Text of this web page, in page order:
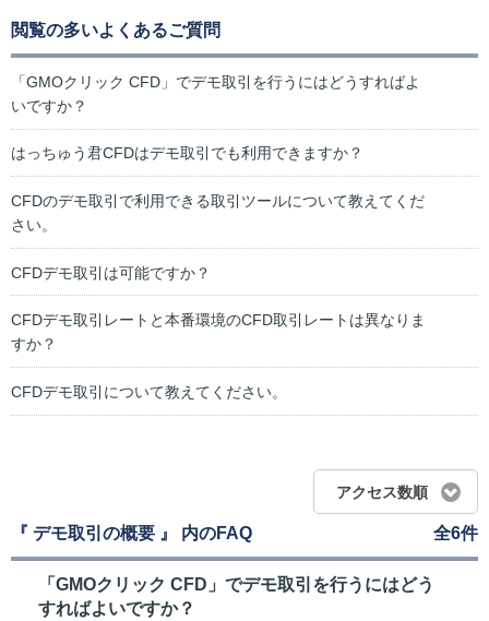
閲覧の多いよくあるご質問
「GMOクリック CFD」でデモ取引を行うにはどうすればよ
いですか？
はっちゅう君CFDはデモ取引でも利用できますか？
CFDのデモ取引で利用できる取引ツールについて教えてくだ
さい。
CFDデモ取引は可能ですか？
CFDデモ取引レートと本番環境のCFD取引レートは異なりま
すか？
CFDデモ取引について教えてください。
アクセス数順
『 デモ取引の概要 』 内のFAQ 全6件
「GMOクリック CFD」でデモ取引を行うにはどう
すればよいですか？